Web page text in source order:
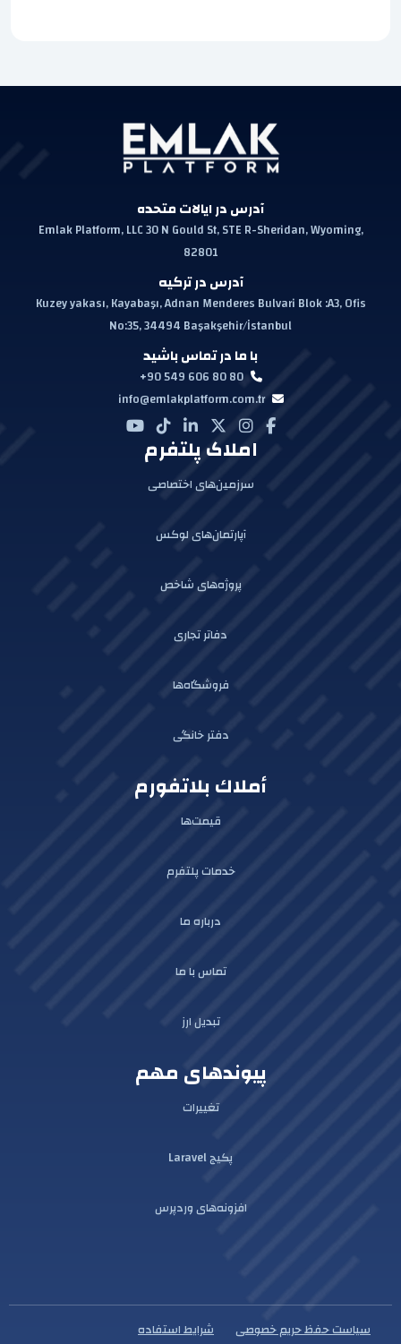
آدرس در ایالات متحده
Emlak Platform, LLC 30 N Gould St, STE R-Sheridan, Wyoming,
82801
آدرس در ترکیه
Kuzey yakası, Kayabaşı, Adnan Menderes Bulvari Blok :A3, Ofis
No:35, 34494 Başakşehir/İstanbul
با ما در تماس باشید
+90 549 606 80 80
info@emlakplatform.com.tr
املاک پلتفرم
سرزمین‌های اختصاصی
آپارتمان‌های لوکس
پروژه‌های شاخص
دفاتر تجاری
فروشگاه‌ها
دفتر خانگی
أملاك بلاتفورم
قیمت‌ها
خدمات پلتفرم
درباره ما
تماس با ما
تبدیل ارز
پیوندهای مهم
تغییرات
پکیج Laravel
افزونه‌های وردپرس
سیاست حفظ حریم خصوصی شرایط استفاده